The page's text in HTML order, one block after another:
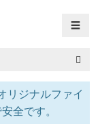
☰
リジナルファイ
全です。